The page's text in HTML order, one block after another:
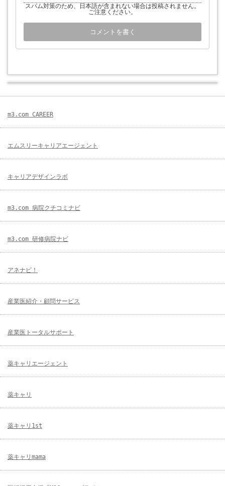
スパム対策のため、日本語が含まれない場合は投稿されません。
ご注意ください。
m3.com CAREER
エムスリーキャリアエージェント
キャリアデザインラボ
m3.com 病院クチコミナビ
m3.com 研修病院ナビ
アネナビ！
産業医紹介・顧問サービス
産業医トータルサポート
薬キャリエージェント
薬キャリ
薬キャリ1st
薬キャリmama